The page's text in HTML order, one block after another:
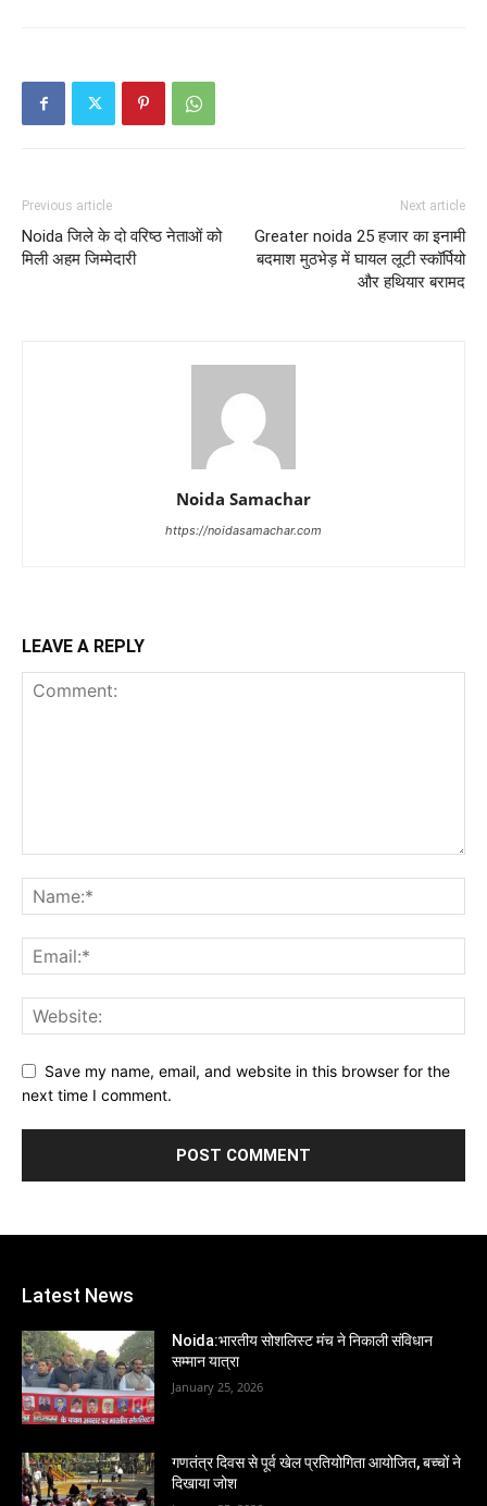
Previous article
Noida जिले के दो वरिष्ठ नेताओं को
मिली अहम जिम्मेदारी
Next article
Greater noida 25 हजार का इनामी
बदमाश मुठभेड़ में घायल लूटी स्कॉर्पियो
और हथियार बरामद
Noida Samachar
https://noidasamachar.com
LEAVE A REPLY
Save my name, email, and website in this browser for the
next time I comment.
Latest News
Noida:भारतीय सोशलिस्ट मंच ने निकाली संविधान
सम्मान यात्रा
January 25, 2026
गणतंत्र दिवस से पूर्व खेल प्रतियोगिता आयोजित, बच्चों ने
दिखाया जोश